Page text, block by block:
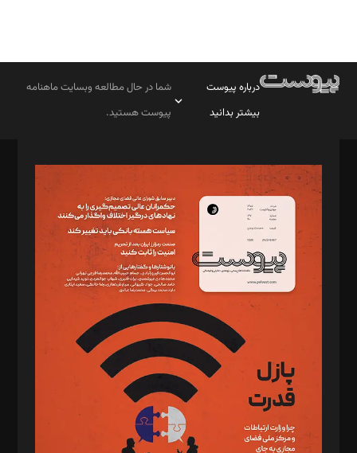
درباره پیوست
بیشتر بدانید
شما در حال مطالعه وبسایت ماهنامه
پیوست هستید.
مدیر مسئول: محمدباقر اثنی‌عشری
سردبیر: مهرک محمودی
دبیر تحریریه: میثم قاسمی
د‌بیر ناداستان: سمانه سمیع
د‌بیر خدمت و تجارت: ابوالفضل رجبی
د‌بیر حقوق فناوری: حسام‌الدین ایپکچی
د‌بیر پیوست جهان: مینا پاکدل
د‌بیر تحریریه آنلاین: بابک نقاش
تحریریه‌: مجتبی محمود‌ی، آرش برهمند، یسنا امان‌پور، سروش کرمیان،
مصطفی مسجدی آرانی، ابوالفضل رجبی، زهرا فکرانه، فائزه فتحی
رستمی،مصطفی باستان
ویرایش: نگار استاد‌‌آقا
طراح یونیفرم: مجید توکلی